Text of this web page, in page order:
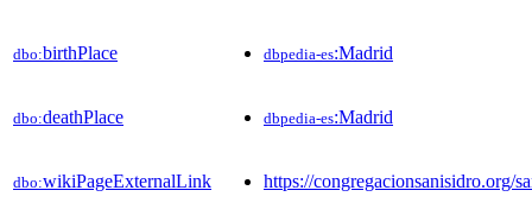
dbo:birthPlace dbpedia-es:Madrid
dbo:deathPlace dbpedia-es:Madrid
dbo:wikiPageExternalLink https://congregacionsanisidro.org/